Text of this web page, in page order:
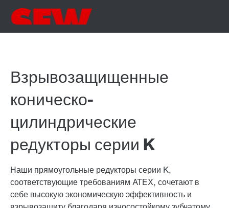
Взрывозащищенные
коническо-
цилиндрические
редукторы серии K
Наши прямоугольные редукторы серии K,
соответствующие требованиям ATEX, сочетают в
себе высокую экономическую эффективность и